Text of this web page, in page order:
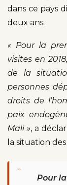
dans ce pays
deux ans.
« Pour la
visites en
de la
personnes
droits de
paix
Mali », a
la situation
“
Pour